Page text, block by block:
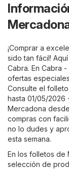
¡Comprar a
sido tan fácil!
Cabra. En Cabra -
ofertas
Consulte el
hasta 01/05/2026
Mercadona
compras con
no lo dudes y
esta semana.
En los folletos de
selección de